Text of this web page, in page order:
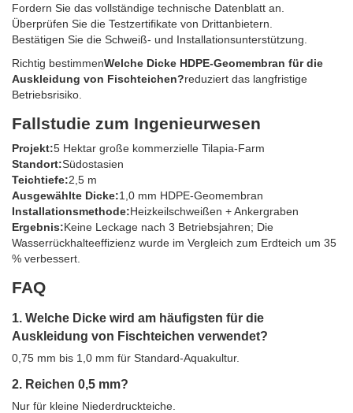
Fordern Sie das vollständige technische Datenblatt an.
Überprüfen Sie die Testzertifikate von Drittanbietern.
Bestätigen Sie die Schweiß- und Installationsunterstützung.
Richtig bestimmenWelche Dicke HDPE-Geomembran für die
Auskleidung von Fischteichen?reduziert das langfristige
Betriebsrisiko.
Fallstudie zum Ingenieurwesen
Projekt:5 Hektar große kommerzielle Tilapia-Farm
Standort:Südostasien
Teichtiefe:2,5 m
Ausgewählte Dicke:1,0 mm HDPE-Geomembran
Installationsmethode:Heizkeilschweißen + Ankergraben
Ergebnis:Keine Leckage nach 3 Betriebsjahren; Die
Wasserrückhalteeffizienz wurde im Vergleich zum Erdteich um 35
% verbessert.
FAQ
1. Welche Dicke wird am häufigsten für die
Auskleidung von Fischteichen verwendet?
0,75 mm bis 1,0 mm für Standard-Aquakultur.
2. Reichen 0,5 mm?
Nur für kleine Niederdruckteiche.